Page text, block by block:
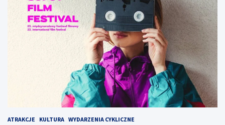
ATRAKCJE KULTURA WYDARZENIA CYKLICZNE